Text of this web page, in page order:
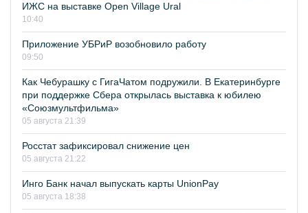
ИЖС на выставке Open Village Ural
10:40
Приложение УБРиР возобновило работу
09:50
Как Чебурашку с ГигаЧатом подружили. В Екатеринбурге
при поддержке Сбера открылась выставка к юбилею
«Союзмультфильма»
05 августа 21:39
Росстат зафиксировал снижение цен
05 августа 21:22
Инго Банк начал выпускать карты UnionPay
05 августа 18:38